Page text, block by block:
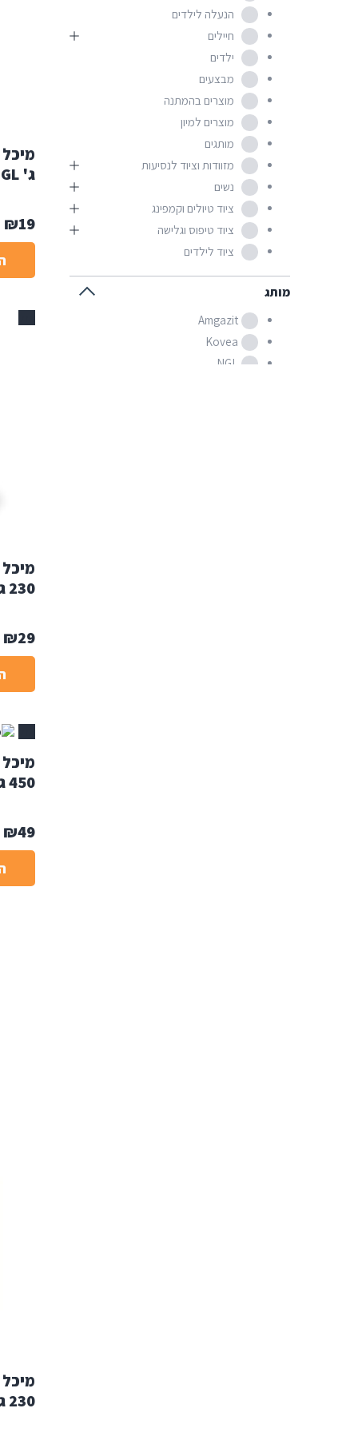
₪19
ג' NGL
₪29
230 ג'
₪49
450 ג'
230 ג'
הנעלה לילדים
חיילים
ילדים
מבצעים
מוצרים בהמתנה
מוצרים למיון
מותגים
מזוודות וציוד לנסיעות
נשים
ציוד טיולים וקמפינג
ציוד טיפוס וגלישה
ציוד לילדים
מותג
Amgazit
Kovea
NGL